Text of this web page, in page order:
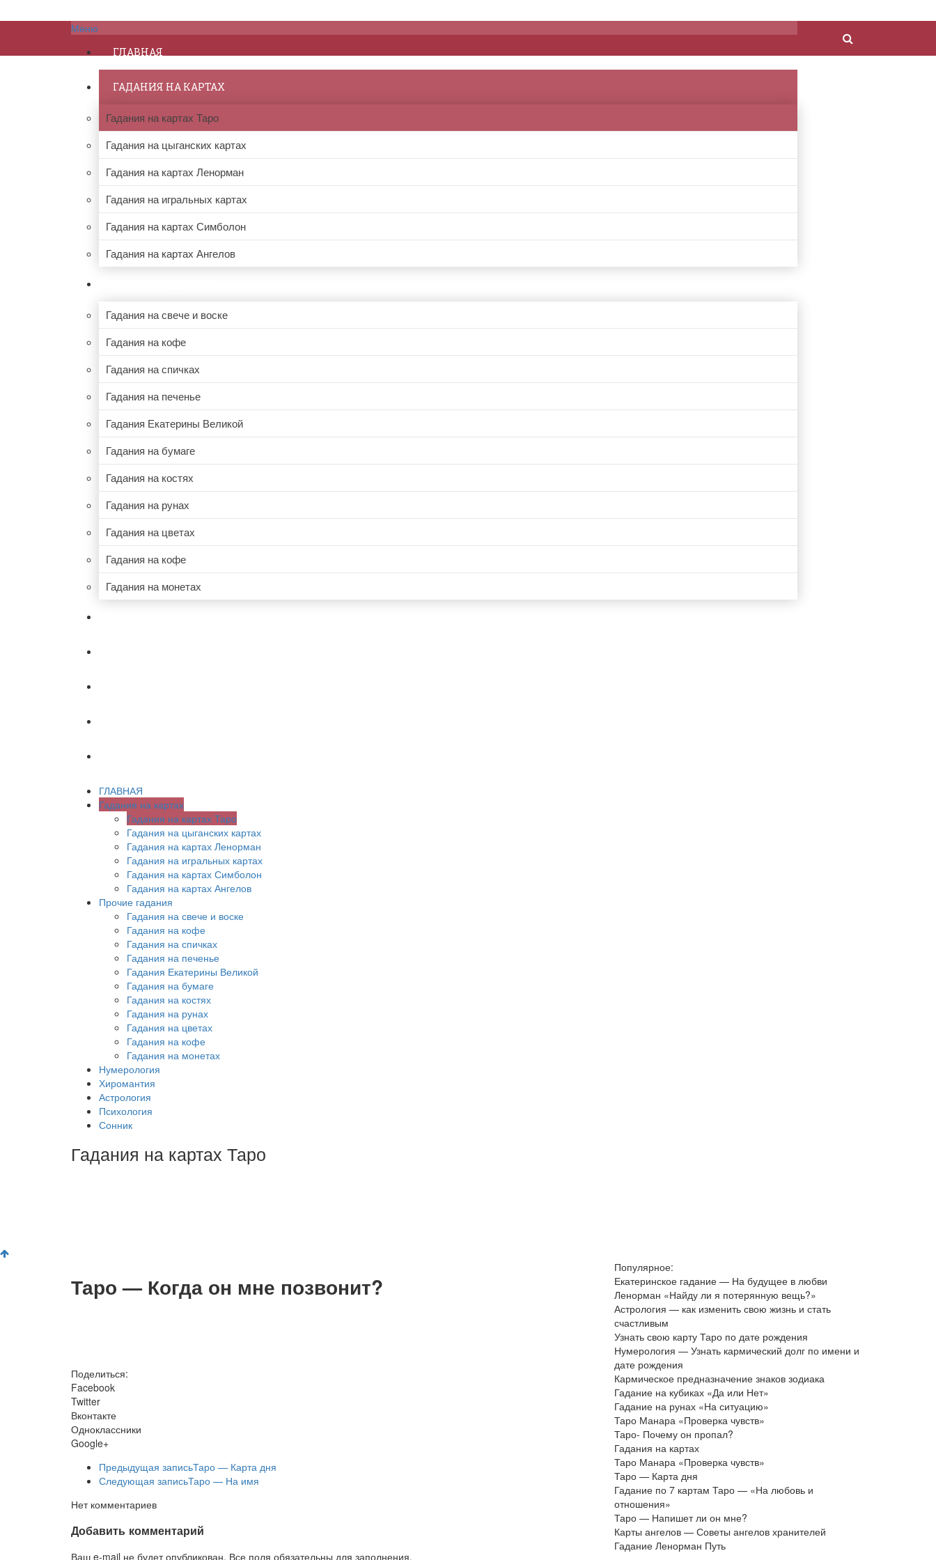
Меню
ГЛАВНАЯ
ГАДАНИЯ НА КАРТАХ
Гадания на картах Таро
Гадания на цыганских картах
Гадания на картах Ленорман
Гадания на игральных картах
Гадания на картах Симболон
Гадания на картах Ангелов
Гадания на свече и воске
Гадания на кофе
Гадания на спичках
Гадания на печенье
Гадания Екатерины Великой
Гадания на бумаге
Гадания на костях
Гадания на рунах
Гадания на цветах
Гадания на кофе
Гадания на монетах
ГЛАВНАЯ
Гадания на картах
Гадания на картах Таро
Гадания на цыганских картах
Гадания на картах Ленорман
Гадания на игральных картах
Гадания на картах Симболон
Гадания на картах Ангелов
Прочие гадания
Гадания на свече и воске
Гадания на кофе
Гадания на спичках
Гадания на печенье
Гадания Екатерины Великой
Гадания на бумаге
Гадания на костях
Гадания на рунах
Гадания на цветах
Гадания на кофе
Гадания на монетах
Нумерология
Хиромантия
Астрология
Психология
Сонник
Гадания на картах Таро
Таро — Когда он мне позвонит?
Поделиться:
Facebook
Twitter
Вконтакте
Одноклассники
Google+
Предыдущая записьТаро — Карта дня
Следующая записьТаро — На имя
Нет комментариев
Добавить комментарий
Ваш e-mail не будет опубликован. Все поля обязательны для заполнения.
Популярное:
Екатеринское гадание — На будущее в любви
Ленорман «Найду ли я потерянную вещь?»
Астрология — как изменить свою жизнь и стать
счастливым
Узнать свою карту Таро по дате рождения
Нумерология — Узнать кармический долг по имени и
дате рождения
Кармическое предназначение знаков зодиака
Гадание на кубиках «Да или Нет»
Гадание на рунах «На ситуацию»
Таро Манара «Проверка чувств»
Таро- Почему он пропал?
Гадания на картах
Таро Манара «Проверка чувств»
Таро — Карта дня
Гадание по 7 картам Таро — «На любовь и
отношения»
Таро — Напишет ли он мне?
Карты ангелов — Советы ангелов хранителей
Гадание Ленорман Путь